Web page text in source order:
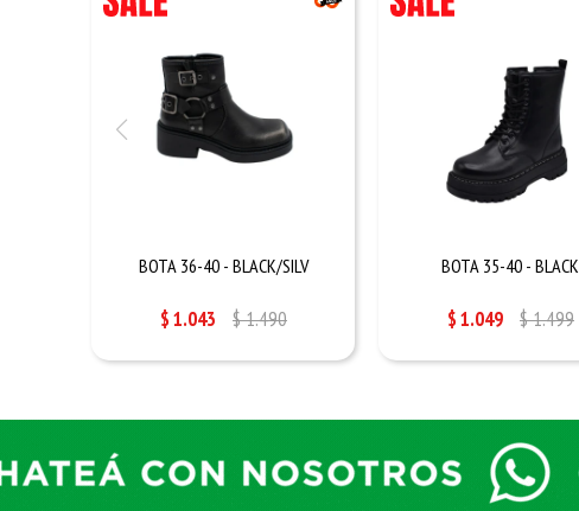
BOTA 36-40 - BLACK/SILV
$1.043 $1.490
BOTA 35-40 - BLACK
$1.049 $1.499